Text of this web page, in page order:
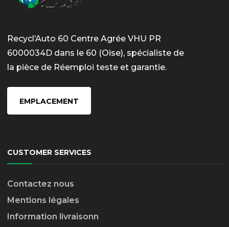
Recycl’Auto 60 Centre Agrée VHU PR
6000034D dans le 60 (Oise), spécialiste de
la pièce de Réemploi teste et garantie.
EMPLACEMENT
CUSTOMER SERVICES
Contactez nous
Mentions légales
Information livraisonn